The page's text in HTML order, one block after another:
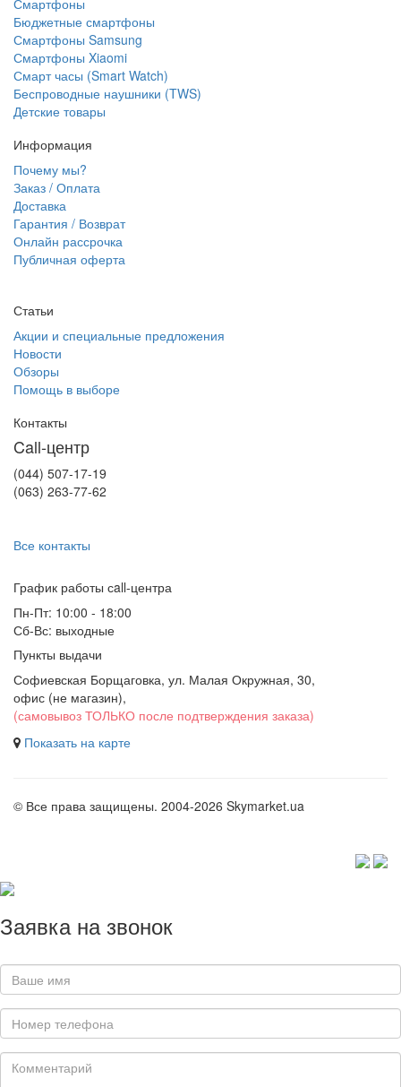
Смартфоны
Бюджетные смартфоны
Смартфоны Samsung
Смартфоны Xiaomi
Смарт часы (Smart Watch)
Беспроводные наушники (TWS)
Детские товары
Информация
Почему мы?
Заказ / Оплата
Доставка
Гарантия / Возврат
Онлайн рассрочка
Публичная оферта
Статьи
Акции и специальные предложения
Новости
Обзоры
Помощь в выборе
Контакты
Call-центр
(044) 507-17-19
(063) 263-77-62
Все контакты
График работы сall-центра
Пн-Пт: 10:00 - 18:00
Сб-Вс: выходные
Пункты выдачи
Софиевская Борщаговка, ул. Малая Окружная, 30,
офис (не магазин),
(самовывоз ТОЛЬКО после подтверждения заказа)
Показать на карте
© Все права защищены. 2004-2026 Skymarket.ua
Заявка на звонок